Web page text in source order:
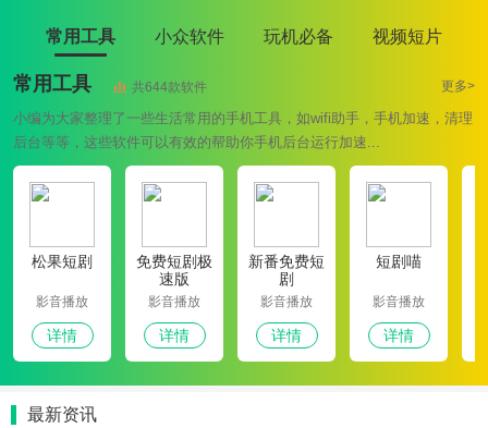
常用工具 小众软件 玩机必备 视频短片
常用工具 共644款软件 更多>
小编为大家整理了一些生活常用的手机工具，如wifi助手，手机加速，清理
后台等等，这些软件可以有效的帮助你手机后台运行加速...
松果短剧
影音播放
详情
免费短剧极
速版
影音播放
详情
新番免费短
剧
影音播放
详情
短剧喵
影音播放
详情
最新资讯